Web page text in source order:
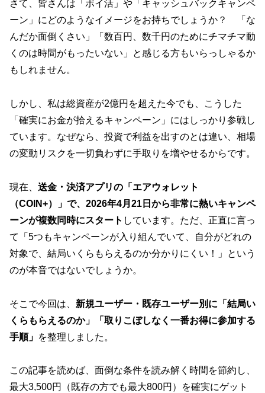
さて、皆さんは「ポイ活」や「キャッシュバックキャンペ
ーン」にどのようなイメージをお持ちでしょうか？ 「な
んだか面倒くさい」「数百円、数千円のためにチマチマ動
くのは時間がもったいない」と感じる方もいらっしゃるか
もしれません。
しかし、私は総資産が2億円を超えた今でも、こうした
「確実にお金が拾えるキャンペーン」にはしっかり参戦し
ています。なぜなら、投資で利益を出すのとは違い、相場
の変動リスクを一切負わずに手取りを増やせるからです。
現在、 送金・決済アプリの「エアウォレット
（COIN+）」で、2026年4月21日から非常に熱いキャンペ
ーンが複数同時にスタート しています。ただ、正直に言っ
て「5つもキャンペーンが入り組んでいて、自分がどれの
対象で、結局いくらもらえるのか分かりにくい！」という
のが本音ではないでしょうか。
そこで今回は、 新規ユーザー・既存ユーザー別に「結局い
くらもらえるのか」「取りこぼしなく一番お得に参加する
手順」 を整理しました。
この記事を読めば、面倒な条件を読み解く時間を節約し、
最大3,500円（既存の方でも最大800円）を確実にゲット